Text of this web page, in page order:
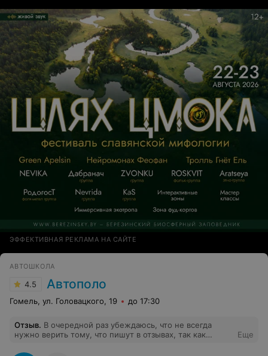
перестала бояться трафика и почувствовала себя
полноценным водителем. Очень рекомендую его
всем, кто хочет научиться водить грамотно и с
комфортом!
ЭФФЕКТИВНАЯ РЕКЛАМА НА САЙТЕ
АВТОШКОЛА
4.5 Автополо
Гомель, ул. Головацкого, 19 до 17:30
Отзыв. В очередной раз убеждаюсь, что не всегда
нужно верить тому, что пишут в отзывах, так как
оступились. Единственное что верно, это место
Еще